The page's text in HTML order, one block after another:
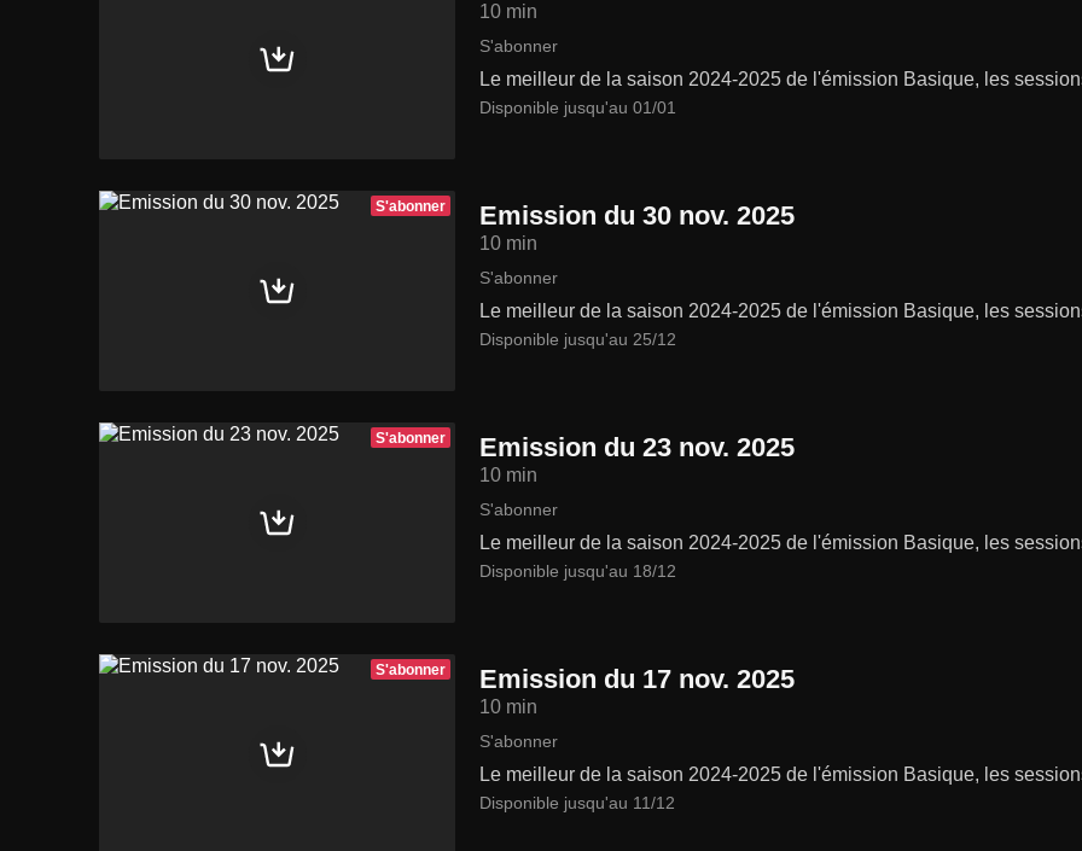
10 min
S'abonner
Le meilleur de la saison 2024-2025 de l'émission Basique, les
Disponible jusqu'au 01/01
S'abonner Emission du 30 nov. 2025
10 min
S'abonner
Le meilleur de la saison 2024-2025 de l'émission Basique, les
Disponible jusqu'au 25/12
S'abonner Emission du 23 nov. 2025
10 min
S'abonner
Le meilleur de la saison 2024-2025 de l'émission Basique, les
Disponible jusqu'au 18/12
S'abonner Emission du 17 nov. 2025
10 min
S'abonner
Le meilleur de la saison 2024-2025 de l'émission Basique, les
Disponible jusqu'au 11/12